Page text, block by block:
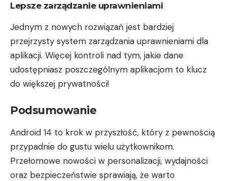
Lepsze zarządzanie uprawnieniami
Jednym z nowych rozwiązań jest bardziej
przejrzysty system zarządzania uprawnieniami dla
aplikacji. Więcej kontroli nad tym, jakie dane
udostępniasz poszczególnym aplikacjom to klucz
do większej prywatności!
Podsumowanie
Android 14 to krok w przyszłość, który z pewnością
przypadnie do gustu wielu użytkownikom.
Przełomowe nowości w personalizacji, wydajności
oraz bezpieczeństwie sprawiają, że warto